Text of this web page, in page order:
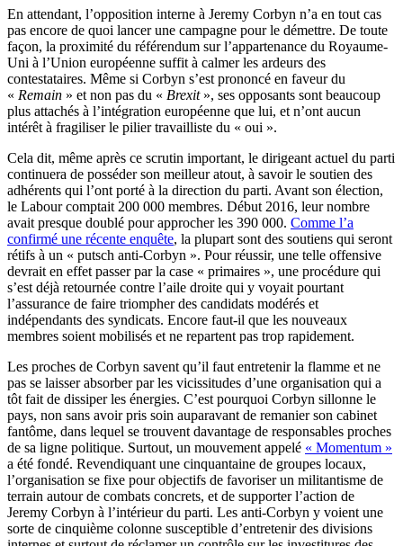
En attendant, l’opposition interne à Jeremy Corbyn n’a en tout cas
pas encore de quoi lancer une campagne pour le démettre. De toute
façon, la proximité du référendum sur l’appartenance du Royaume-
Uni à l’Union européenne suffit à calmer les ardeurs des
contestataires. Même si Corbyn s’est prononcé en faveur du
« Remain » et non pas du « Brexit», ses opposants sont beaucoup
plus attachés à l’intégration européenne que lui, et n’ont aucun
intérêt à fragiliser le pilier travailliste du « oui ».
Cela dit, même après ce scrutin important, le dirigeant actuel du parti
continuera de posséder son meilleur atout, à savoir le soutien des
adhérents qui l’ont porté à la direction du parti. Avant son élection,
le Labour comptait 200 000 membres. Début 2016, leur nombre
avait presque doublé pour approcher les 390 000. Comme l’a
confirmé une récente enquête, la plupart sont des soutiens qui seront
rétifs à un « putsch anti-Corbyn ». Pour réussir, une telle offensive
devrait en effet passer par la case « primaires », une procédure qui
s’est déjà retournée contre l’aile droite qui y voyait pourtant
l’assurance de faire triompher des candidats modérés et
indépendants des syndicats. Encore faut-il que les nouveaux
membres soient mobilisés et ne repartent pas trop rapidement.
Les proches de Corbyn savent qu’il faut entretenir la flamme et ne
pas se laisser absorber par les vicissitudes d’une organisation qui a
tôt fait de dissiper les énergies. C’est pourquoi Corbyn sillonne le
pays, non sans avoir pris soin auparavant de remanier son cabinet
fantôme, dans lequel se trouvent davantage de responsables proches
de sa ligne politique. Surtout, un mouvement appelé « Momentum »
a été fondé. Revendiquant une cinquantaine de groupes locaux,
l’organisation se fixe pour objectifs de favoriser un militantisme de
terrain autour de combats concrets, et de supporter l’action de
Jeremy Corbyn à l’intérieur du parti. Les anti-Corbyn y voient une
sorte de cinquième colonne susceptible d’entretenir des divisions